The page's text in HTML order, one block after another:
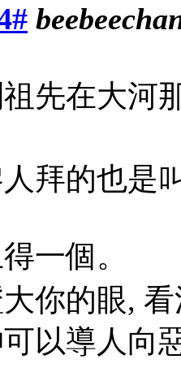
先在大河
拜的也是
一個。
你的眼,
以導人向